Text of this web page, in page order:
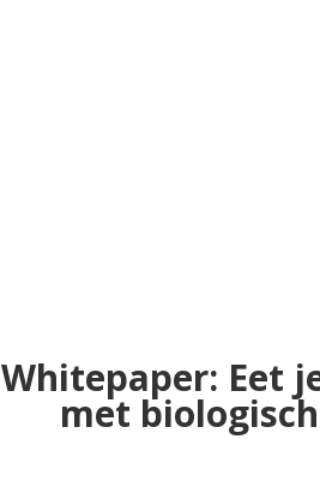
Whitepaper: Eet
met